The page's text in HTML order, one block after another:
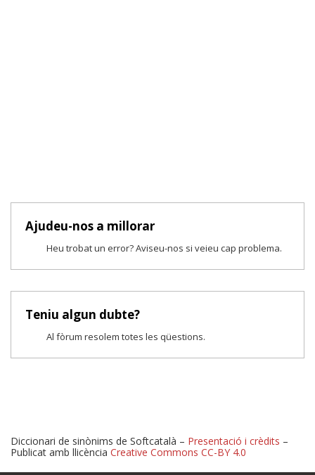
Ajudeu-nos a millorar
Heu trobat un error? Aviseu-nos si veieu cap problema.
Teniu algun dubte?
Al fòrum resolem totes les qüestions.
Diccionari de sinònims de Softcatalà – Presentació i crèdits –
Publicat amb llicència Creative Commons CC-BY 4.0